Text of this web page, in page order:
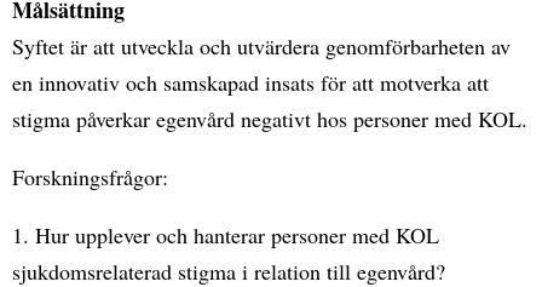
Målsättning
Syftet är att utveckla och utvärdera genomförbarheten av
en innovativ och samskapad insats för att motverka att
stigma påverkar egenvård negativt hos personer med KOL.
Forskningsfrågor:
1. Hur upplever och hanterar personer med KOL
sjukdomsrelaterad stigma i relation till egenvård?